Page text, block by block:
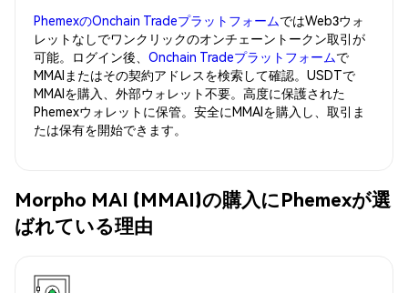
PhemexのOnchain TradeプラットフォームではWeb3ウォ
レットなしでワンクリックのオンチェーントークン取引が
可能。ログイン後、 Onchain Tradeプラットフォームで
MMAIまたはその契約アドレスを検索して確認。USDTで
MMAIを購入、外部ウォレット不要。高度に保護された
Phemexウォレットに保管。安全にMMAIを購入し、取引ま
たは保有を開始できます。
Morpho MAI (MMAI)の購入にPhemexが選
ばれている理由